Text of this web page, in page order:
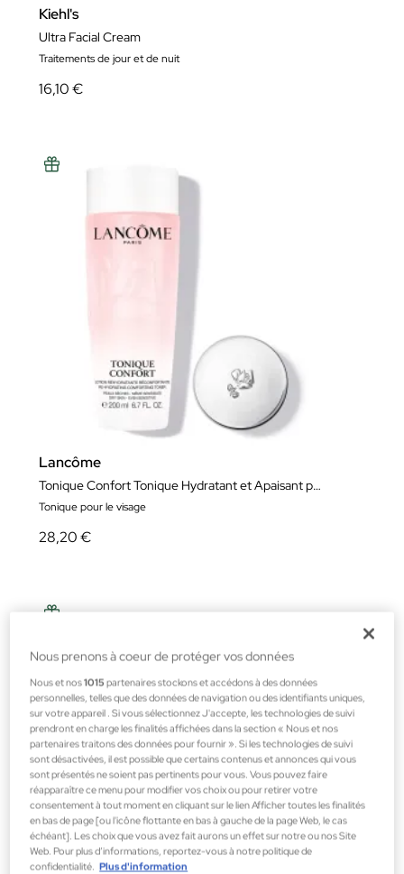
Kiehl's
Ultra Facial Cream
Traitements de jour et de nuit
16,10 €
Lancôme
Tonique Confort Tonique Hydratant et Apaisant pour le Visage
Tonique pour le visage
28,20 €
Nous prenons à coeur de protéger vos données
Nous et nos1015 partenaires stockons et accédons à des données
personnelles, telles que des données de navigation ou des identifiants uniques,
sur votre appareil . Si vous sélectionnez J'accepte, les technologies de suivi
prendront en charge les finalités affichées dans la section « Nous et nos
partenaires traitons des données pour fournir ». Si les technologies de suivi
sont désactivées, il est possible que certains contenus et annonces qui vous
sont présentés ne soient pas pertinents pour vous. Vous pouvez faire
réapparaître ce menu pour modifier vos choix ou pour retirer votre
consentement à tout moment en cliquant sur le lien Afficher toutes les finalités
en bas de page [ou l'icône flottante en bas à gauche de la page Web, le cas
échéant]. Les choix que vous avez fait aurons un effet sur notre ou nos Site
Web. Pour plus d’informations, reportez-vous à notre politique de
confidentialité. Plus d'information